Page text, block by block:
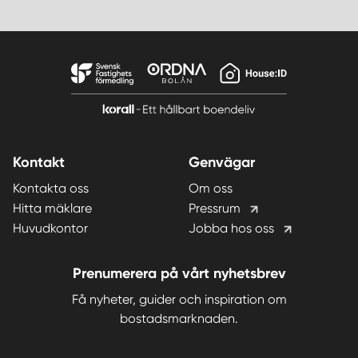
Kontakt
Kontakta oss
Hitta mäklare
Huvudkontor
Genvägar
Om oss
Pressrum
Jobba hos oss
Prenumerera på vårt nyhetsbrev
Få nyheter, guider och inspiration om
bostadsmarknaden.